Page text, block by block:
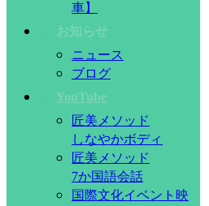
車】
お知らせ
ニュース
ブログ
YouTube
匠美メソッド
しなやかボディ
匠美メソッド
7か国語会話
国際文化イベント映